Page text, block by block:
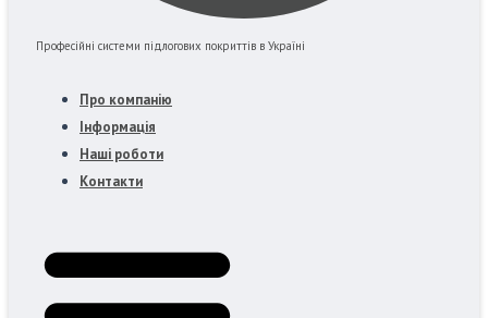
Професійні системи підлогових покриттів в Україні
Про компанію
Інформація
Наші роботи
Контакти